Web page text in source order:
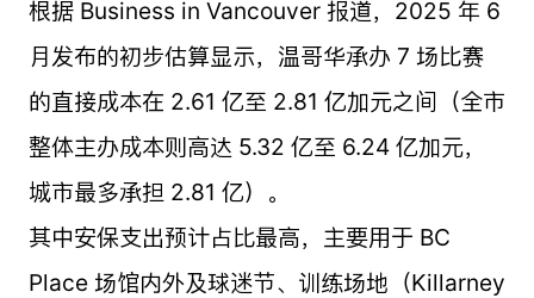
根据 Business in Vancouver 报道，2025 年 6
月发布的初步估算显示，温哥华承办 7 场比赛
的直接成本在 2.61 亿至 2.81 亿加元之间（全市
整体主办成本则高达 5.32 亿至 6.24 亿加元，
城市最多承担 2.81 亿）。
其中安保支出预计占比最高，主要用于 BC
Place 场馆内外及球迷节、训练场地（Killarney